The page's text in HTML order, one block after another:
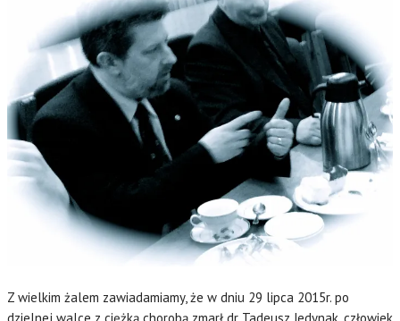
Z wielkim żalem zawiadamiamy, że w dniu 29 lipca 2015r. po